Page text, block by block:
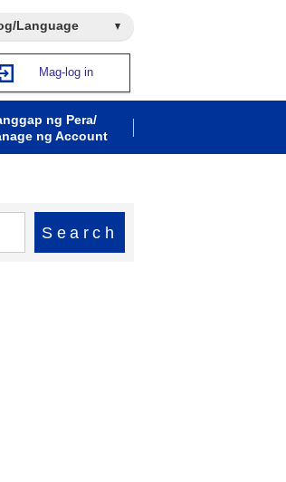
Language
Mag-log in
ng Pera/
ng Account
Search